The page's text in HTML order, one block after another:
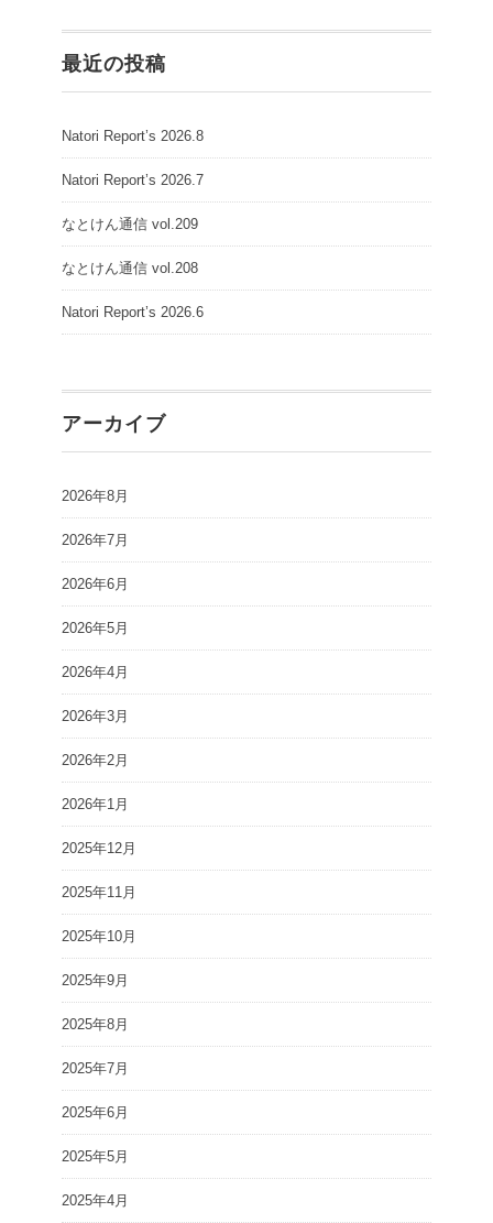
最近の投稿
Natori Report’s 2026.8
Natori Report’s 2026.7
なとけん通信 vol.209
なとけん通信 vol.208
Natori Report’s 2026.6
アーカイブ
2026年8月
2026年7月
2026年6月
2026年5月
2026年4月
2026年3月
2026年2月
2026年1月
2025年12月
2025年11月
2025年10月
2025年9月
2025年8月
2025年7月
2025年6月
2025年5月
2025年4月